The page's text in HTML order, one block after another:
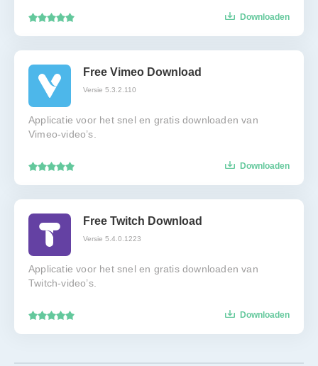
Downloaden
Free Vimeo Download
Versie 5.3.2.110
Applicatie voor het snel en gratis downloaden van
Vimeo-video’s.
Downloaden
Free Twitch Download
Versie 5.4.0.1223
Applicatie voor het snel en gratis downloaden van
Twitch-video’s.
Downloaden